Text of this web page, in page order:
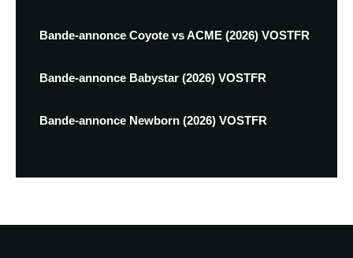
Bande-annonce Coyote vs ACME (2026) VOSTFR
Bande-annonce Babystar (2026) VOSTFR
Bande-annonce Newborn (2026) VOSTFR